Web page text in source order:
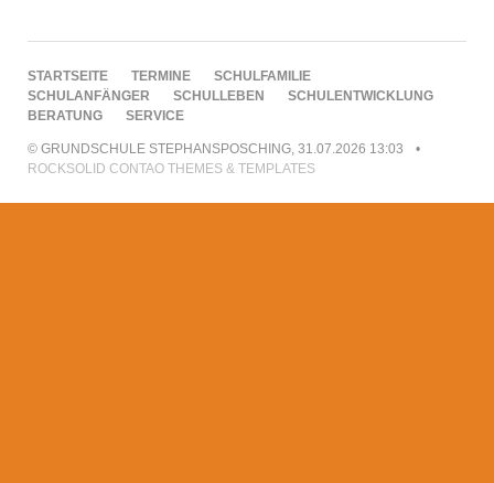
NAVIGATION
ÜBERSPRINGEN
STARTSEITE TERMINE
SCHULFAMILIE
SCHULANFÄNGER
SCHULLEBEN
SCHULENTWICKLUNG
BERATUNG
SERVICE
© GRUNDSCHULE STEPHANSPOSCHING, 31.07.2026 13:03
ROCKSOLID CONTAO THEMES & TEMPLATES